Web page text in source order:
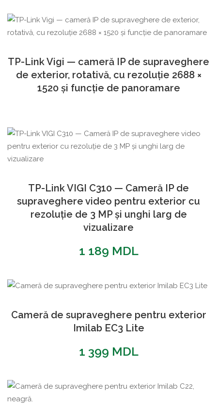
TP-Link Vigi — cameră IP de supraveghere
de exterior, rotativă, cu rezoluție 2688 ×
1520 și funcție de panoramare
TP-Link VIGI C310 — Cameră IP de
supraveghere video pentru exterior cu
rezoluție de 3 MP și unghi larg de
vizualizare
1 189 MDL
Cameră de supraveghere pentru exterior
Imilab EC3 Lite
1 399 MDL